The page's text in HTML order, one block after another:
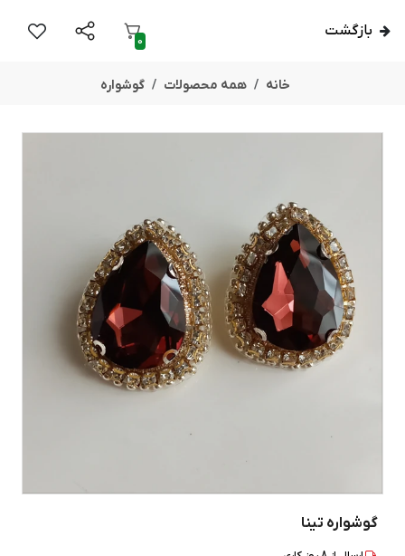
بازگشت
0
خانه همه محصولات گوشواره
گوشواره تینا